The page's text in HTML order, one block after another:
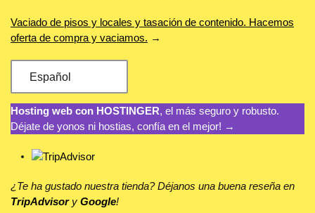
Vaciado de pisos y locales y tasación de contenido. Hacemos
oferta de compra y vaciamos. →
Español
Hosting web con HOSTINGER, el más seguro y robusto.
Déjate de yonos ni hostias, confía en el mejor! →
¿Te ha gustado nuestra tienda? Déjanos una buena reseña en
TripAdvisory Google!